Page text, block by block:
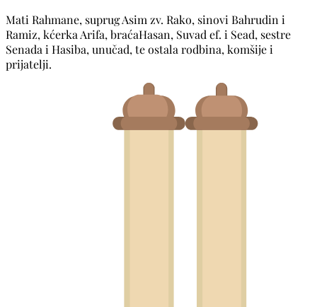
Mati Rahmane, suprug Asim zv. Rako, sinovi Bahrudin i
Ramiz, kćerka Arifa, braćaHasan, Suvad ef. i Sead, sestre
Senada i Hasiba, unučad, te ostala rodbina, komšije i
prijatelji.